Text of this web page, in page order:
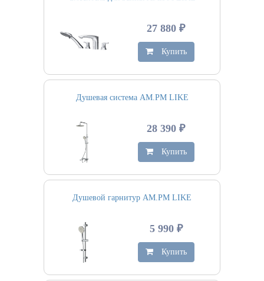
27 880 ₽
Купить
Душевая система AM.PM LIKE
28 390 ₽
Купить
Душевой гарнитур AM.PM LIKE
5 990 ₽
Купить